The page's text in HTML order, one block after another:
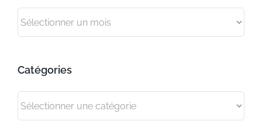
Catégories